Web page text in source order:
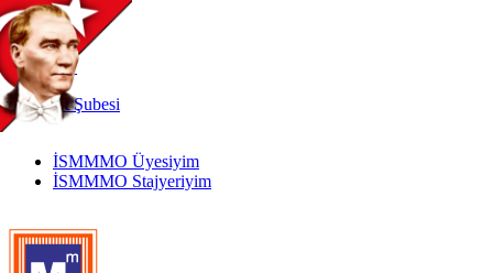
TR
|
EN
İnternetŞubesi
İSMMMO Üyesiyim
İSMMMO Stajyeriyim